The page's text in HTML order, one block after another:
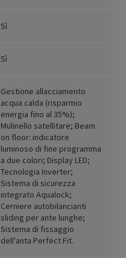
Sì
Sì
Gestione allacciamento
acqua calda (risparmio
energia fino al 35%);
Mulinello satellitare; Beam
on floor: indicatore
luminoso di fine programma
a due colori; Display LED;
Tecnologia Inverter;
Sistema di sicurezza
integrato Aqualock;
Cerniere autobilancianti
sliding per ante lunghe;
Sistema di fissaggio
dell'anta Perfect Fit.